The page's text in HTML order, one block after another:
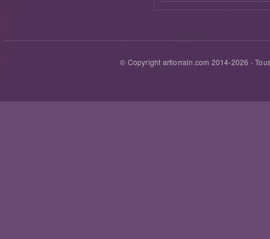
© Copyright artlorrain.com 2014-2026 -